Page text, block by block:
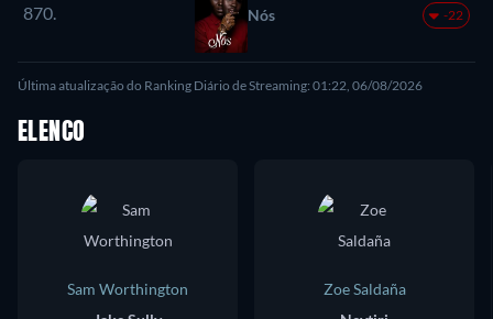
870. Nós -22
Última atualização do Ranking Diário de Streaming: 01:22, 06/08/2026
ELENCO
Sam Worthington
Zoe Saldaña